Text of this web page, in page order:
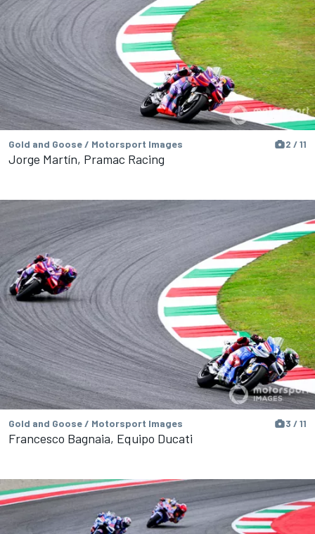
Gold and Goose / Motorsport Images 2 / 11
Jorge Martín, Pramac Racing
Gold and Goose / Motorsport Images 3 / 11
Francesco Bagnaia, Equipo Ducati